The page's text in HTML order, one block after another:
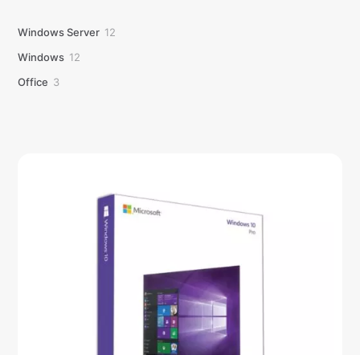
Windows Server 12
Windows 12
Office 33